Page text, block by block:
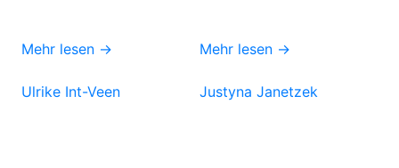
Mehr lesen → Mehr lesen →
Ulrike Int-Veen Justyna Janetzek